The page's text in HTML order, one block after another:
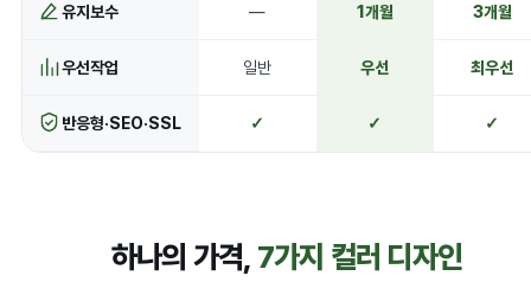
유지보수 — 1개월 3개월
우선작업 일반 우선 최우선
반응형·SEO·SSL ✓ ✓ ✓
하나의 가격, 7가지 컬러 디자인